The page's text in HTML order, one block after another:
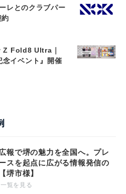
レとのクラブパー
約
Z Fold8 Ultra｜
イベント』開催
報で堺の魅力を全国へ。プレ
スを起点に広がる情報発信の
堺市様】
覧を見る